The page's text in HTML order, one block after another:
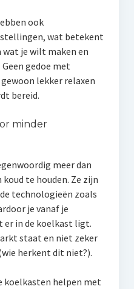
ook
wat betekent
je wilt maken en
gedoe met
lekker relaxen
bereid.
minder
meer dan
te houden. Ze zijn
technologieën zoals
je vanaf je
er in de koelkast ligt.
staat en niet zeker
herkent dit niet?).
koelkasten helpen met